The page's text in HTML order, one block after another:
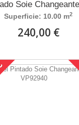
Soie
Superficie: 10.00 m2
240,00 €